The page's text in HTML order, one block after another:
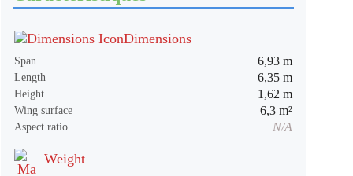
Dimensions
Span 6,93 m
Length 6,35 m
Height 1,62 m
Wing surface 6,3 m²
Aspect ratio N/A
Weight